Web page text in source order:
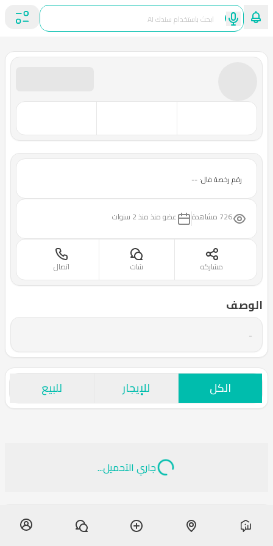
رقم رخصة فال: --
726 مشاهدة عضو منذمنذ 2 سنوات
اتصال شات مشاركه
الوصف
-
الكل للإيجار للبيع
جاري التحميل...